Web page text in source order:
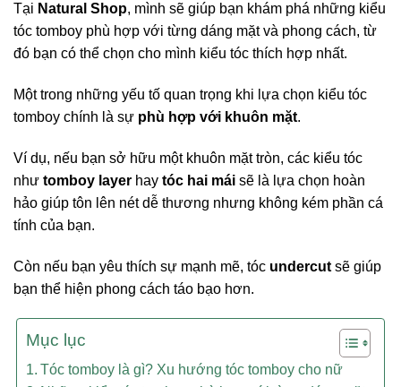
Tại Natural Shop, mình sẽ giúp bạn khám phá những kiểu
tóc tomboy phù hợp với từng dáng mặt và phong cách, từ
đó bạn có thể chọn cho mình kiểu tóc thích hợp nhất.
Một trong những yếu tố quan trọng khi lựa chọn kiểu tóc
tomboy chính là sự phù hợp với khuôn mặt.
Ví dụ, nếu bạn sở hữu một khuôn mặt tròn, các kiểu tóc
như tomboy layer hay tóc hai mái sẽ là lựa chọn hoàn
hảo giúp tôn lên nét dễ thương nhưng không kém phần cá
tính của bạn.
Còn nếu bạn yêu thích sự mạnh mẽ, tóc undercut sẽ giúp
bạn thể hiện phong cách táo bạo hơn.
Mục lục
Tóc tomboy là gì? Xu hướng tóc tomboy cho nữ